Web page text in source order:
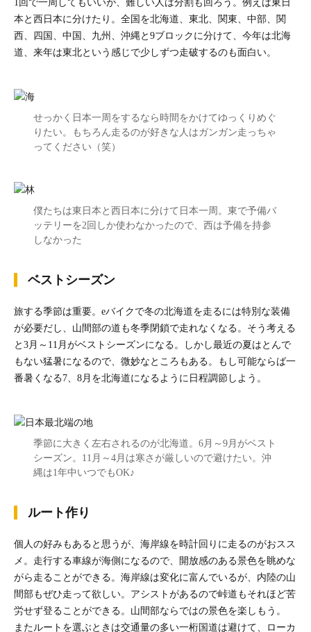
1回で一周してもいいが、難しい人は分割も回ろう。例えば東日
本と西日本に分けたり。全国を北海道、東北、関東、中部、関
西、四国、中国、九州、沖縄と9ブロックに分けて、今年は北海
道、来年は東北という感じで少しずつ走破するのも面白い。
せっかく日本一周をするなら時間をかけてゆっくりめぐ
りたい。もちろん走るのが好きな人はガンガン走っちゃ
ってください（笑）
僕たちは東日本と西日本に分けて日本一周。東で予備バ
ッテリーを2回しか使わなかったので、西は予備を持参
しなかった
ベストシーズン
旅する季節は重要。eバイクで冬の北海道を走るには特別な装備
が必要だし、山間部の道も冬季閉鎖で走れなくなる。そう考える
と3月～11月がベストシーズンになる。しかし最近の夏はとんで
もない猛暑になるので、微妙なところもある。もし可能ならば一
番暑くなる7、8月を北海道になるように日程調節しよう。
季節に大きく左右されるのが北海道。6月～9月がベスト
シーズン。11月～4月は寒さが厳しいので避けたい。沖
縄は1年中いつでもOK♪
ルート作り
個人の好みもあると思うが、海岸線を時計回りに走るのがおスス
メ。走行する車線が海側になるので、開放感のある景色を眺めな
がら走ることができる。海岸線は変化に富んでいるが、内陸の山
間部もぜひ走って欲しい。アシストがあるので峠道もそれほど苦
労せず登ることができる。山間部ならではの景色を楽しもう。
またルートを選ぶときは交通量の多い一桁国道は避けて、ローカ